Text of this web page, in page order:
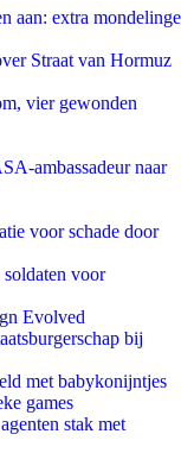
aan: extra mondelinge
Straat van Hormuz
vier gewonden
ambassadeur naar
voor schade door
voor
Evolved
bij
met babykonijntjes
games
stak met